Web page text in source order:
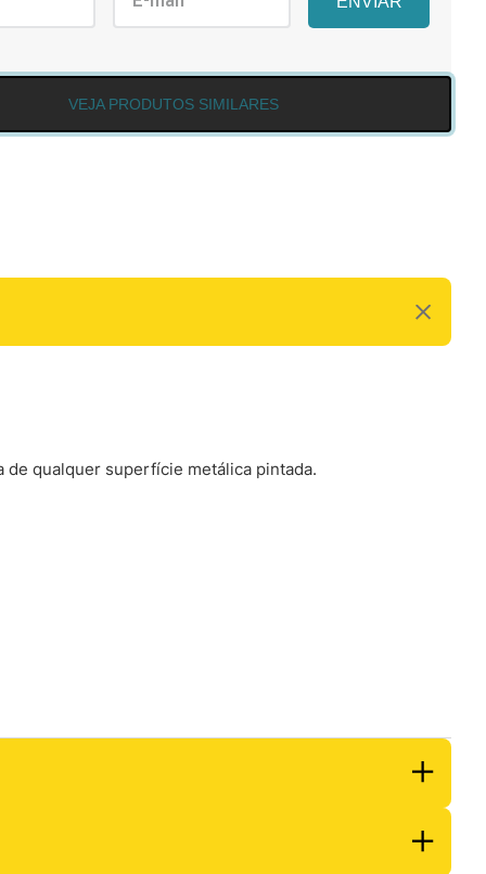
VEJA PRODUTOS SIMILARES
de qualquer superfície metálica pintada.